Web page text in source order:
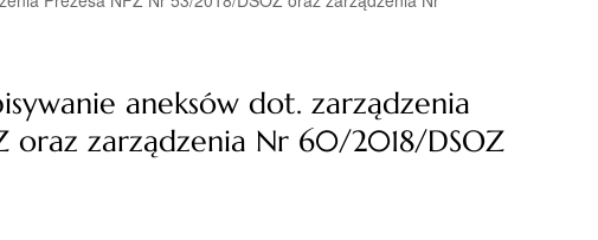
aneksów dot. zarządzenia
oraz zarządzenia Nr 60/2018/DSOZ